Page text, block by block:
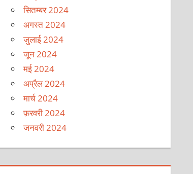
सितम्बर 2024
अगस्त 2024
जुलाई 2024
जून 2024
मई 2024
अप्रैल 2024
मार्च 2024
फ़रवरी 2024
जनवरी 2024